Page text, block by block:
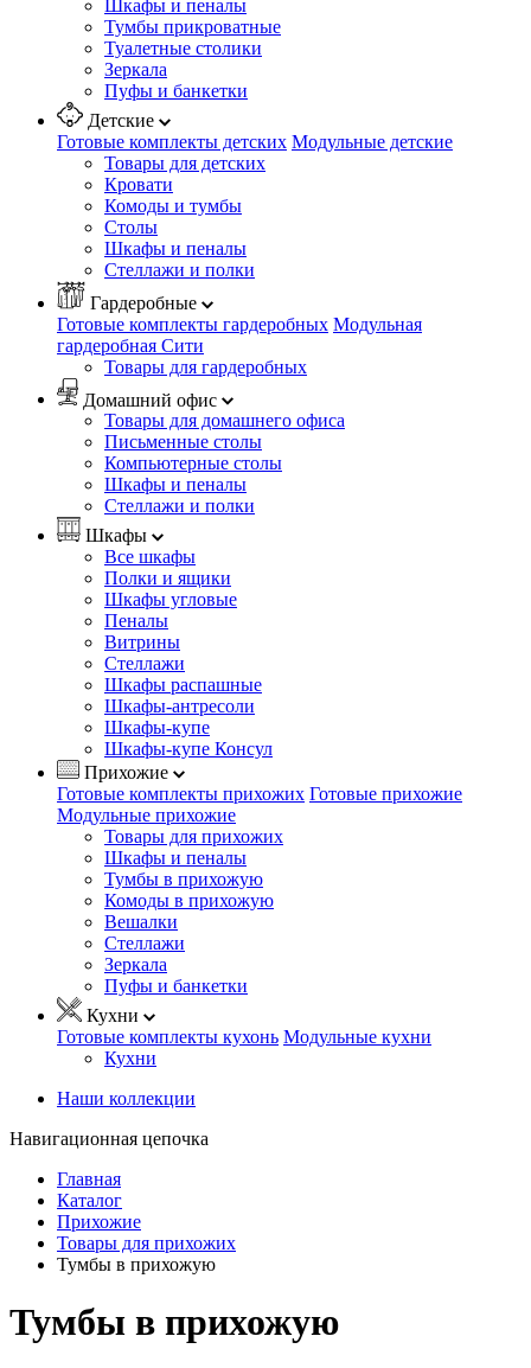
Шкафы и пеналы
Тумбы прикроватные
Туалетные столики
Зеркала
Пуфы и банкетки
Детские
Готовые комплекты детских Модульные детские
Товары для детских
Кровати
Комоды и тумбы
Столы
Шкафы и пеналы
Стеллажи и полки
Гардеробные
Готовые комплекты гардеробных Модульная
гардеробная Сити
Товары для гардеробных
Домашний офис
Товары для домашнего офиса
Письменные столы
Компьютерные столы
Шкафы и пеналы
Стеллажи и полки
Шкафы
Все шкафы
Полки и ящики
Шкафы угловые
Пеналы
Витрины
Стеллажи
Шкафы распашные
Шкафы-антресоли
Шкафы-купе
Шкафы-купе Консул
Прихожие
Готовые комплекты прихожих Готовые прихожие
Модульные прихожие
Товары для прихожих
Шкафы и пеналы
Тумбы в прихожую
Комоды в прихожую
Вешалки
Стеллажи
Зеркала
Пуфы и банкетки
Кухни
Готовые комплекты кухонь Модульные кухни
Кухни
Наши коллекции
Навигационная цепочка
Главная
Каталог
Прихожие
Товары для прихожих
Тумбы в прихожую
Тумбы в прихожую